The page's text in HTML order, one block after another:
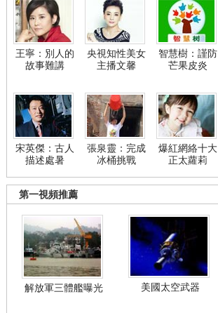
王寧：別人的
故事難講
央視知性美女
主播文馨
智慧樹：謹防
芒果皮炎
宋英傑：古人
描述處暑
張泉靈：完成
冰桶挑戰
爆紅網絡十大
正太蘿莉
第一視頻推薦
解放軍三體艦曝光 美國太空武器